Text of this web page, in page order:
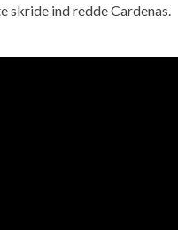
skride ind redde Cardenas.